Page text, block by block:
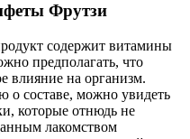
Фрутзи
содержит витамины
предполагать, что
влияние на организм.
о составе, можно увидеть
которые отнюдь не
лакомством